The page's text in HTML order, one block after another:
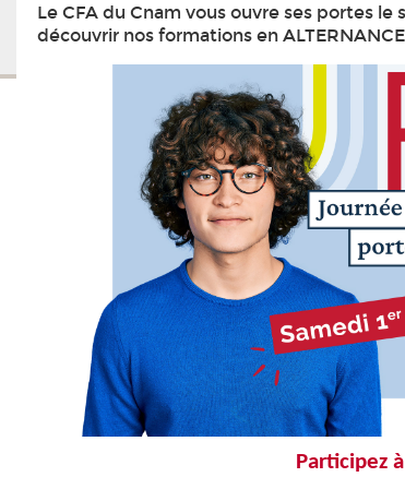
Le CFA du Cnam vous ouvre ses portes le
découvrir nos formations en
Participez